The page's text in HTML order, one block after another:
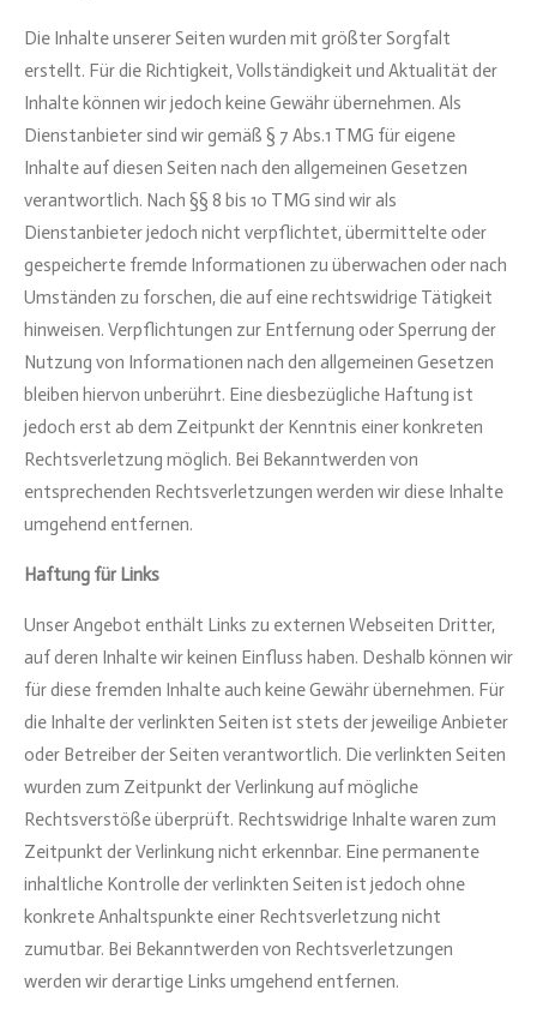
Die Inhalte unserer Seiten wurden mit größter Sorgfalt
erstellt. Für die Richtigkeit, Vollständigkeit und Aktualität der
Inhalte können wir jedoch keine Gewähr übernehmen. Als
Dienstanbieter sind wir gemäß § 7 Abs.1 TMG für eigene
Inhalte auf diesen Seiten nach den allgemeinen Gesetzen
verantwortlich. Nach §§ 8 bis 10 TMG sind wir als
Dienstanbieter jedoch nicht verpflichtet, übermittelte oder
gespeicherte fremde Informationen zu überwachen oder nach
Umständen zu forschen, die auf eine rechtswidrige Tätigkeit
hinweisen. Verpflichtungen zur Entfernung oder Sperrung der
Nutzung von Informationen nach den allgemeinen Gesetzen
bleiben hiervon unberührt. Eine diesbezügliche Haftung ist
jedoch erst ab dem Zeitpunkt der Kenntnis einer konkreten
Rechtsverletzung möglich. Bei Bekanntwerden von
entsprechenden Rechtsverletzungen werden wir diese Inhalte
umgehend entfernen.
Haftung für Links
Unser Angebot enthält Links zu externen Webseiten Dritter,
auf deren Inhalte wir keinen Einfluss haben. Deshalb können wir
für diese fremden Inhalte auch keine Gewähr übernehmen. Für
die Inhalte der verlinkten Seiten ist stets der jeweilige Anbieter
oder Betreiber der Seiten verantwortlich. Die verlinkten Seiten
wurden zum Zeitpunkt der Verlinkung auf mögliche
Rechtsverstöße überprüft. Rechtswidrige Inhalte waren zum
Zeitpunkt der Verlinkung nicht erkennbar. Eine permanente
inhaltliche Kontrolle der verlinkten Seiten ist jedoch ohne
konkrete Anhaltspunkte einer Rechtsverletzung nicht
zumutbar. Bei Bekanntwerden von Rechtsverletzungen
werden wir derartige Links umgehend entfernen.